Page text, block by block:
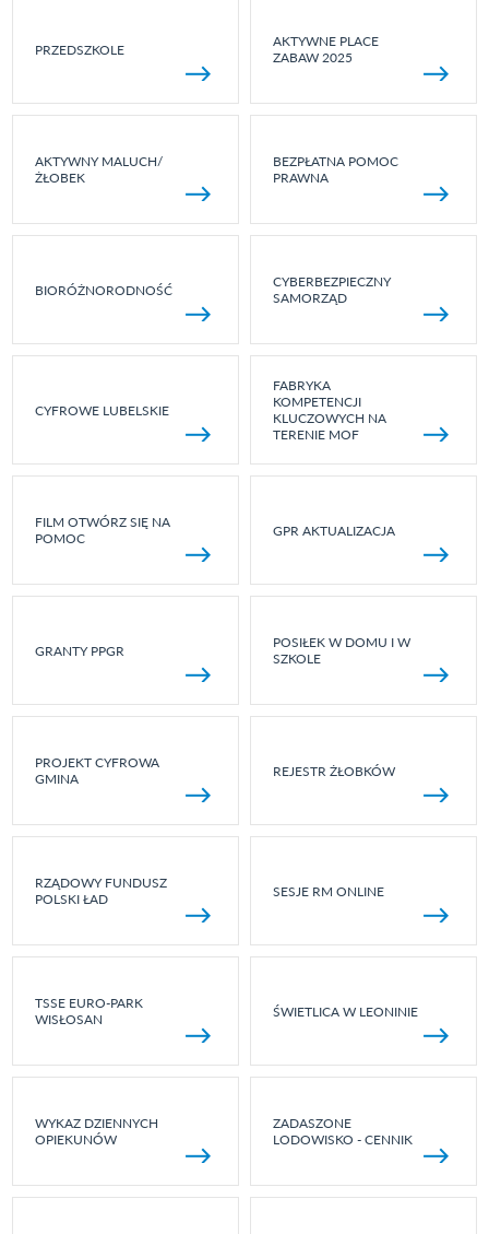
PRZEDSZKOLE
AKTYWNE PLACE
ZABAW 2025
AKTYWNY MALUCH/
ŻŁOBEK
BEZPŁATNA POMOC
PRAWNA
BIORÓŻNORODNOŚĆ
CYBERBEZPIECZNY
SAMORZĄD
CYFROWE LUBELSKIE
FABRYKA
KOMPETENCJI
KLUCZOWYCH NA
TERENIE MOF
FILM OTWÓRZ SIĘ NA
POMOC
GPR AKTUALIZACJA
GRANTY PPGR
POSIŁEK W DOMU I W
SZKOLE
PROJEKT CYFROWA
GMINA
REJESTR ŻŁOBKÓW
RZĄDOWY FUNDUSZ
POLSKI ŁAD
SESJE RM ONLINE
TSSE EURO-PARK
WISŁOSAN
ŚWIETLICA W LEONINIE
WYKAZ DZIENNYCH
OPIEKUNÓW
ZADASZONE
LODOWISKO - CENNIK